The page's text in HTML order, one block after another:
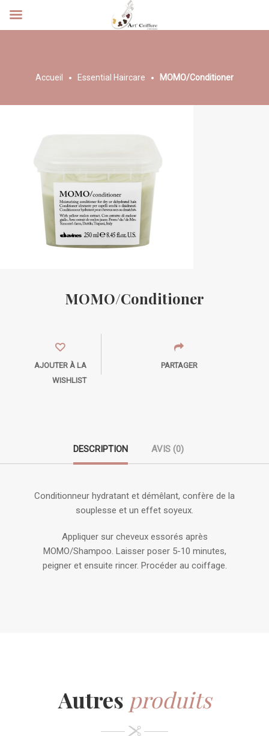
Accueil Essential Haircare MOMO/Conditioner
MOMO/Conditioner
AJOUTER À LA
WISHLIST
PARTAGER
DESCRIPTION AVIS (0)
Conditionneur hydratant et démêlant, confère de la
souplesse et un effet soyeux.
Appliquer sur cheveux essorés après
MOMO/Shampoo. Laisser poser 5-10 minutes,
peigner et ensuite rincer. Procéder au coiffage.
Autres produits